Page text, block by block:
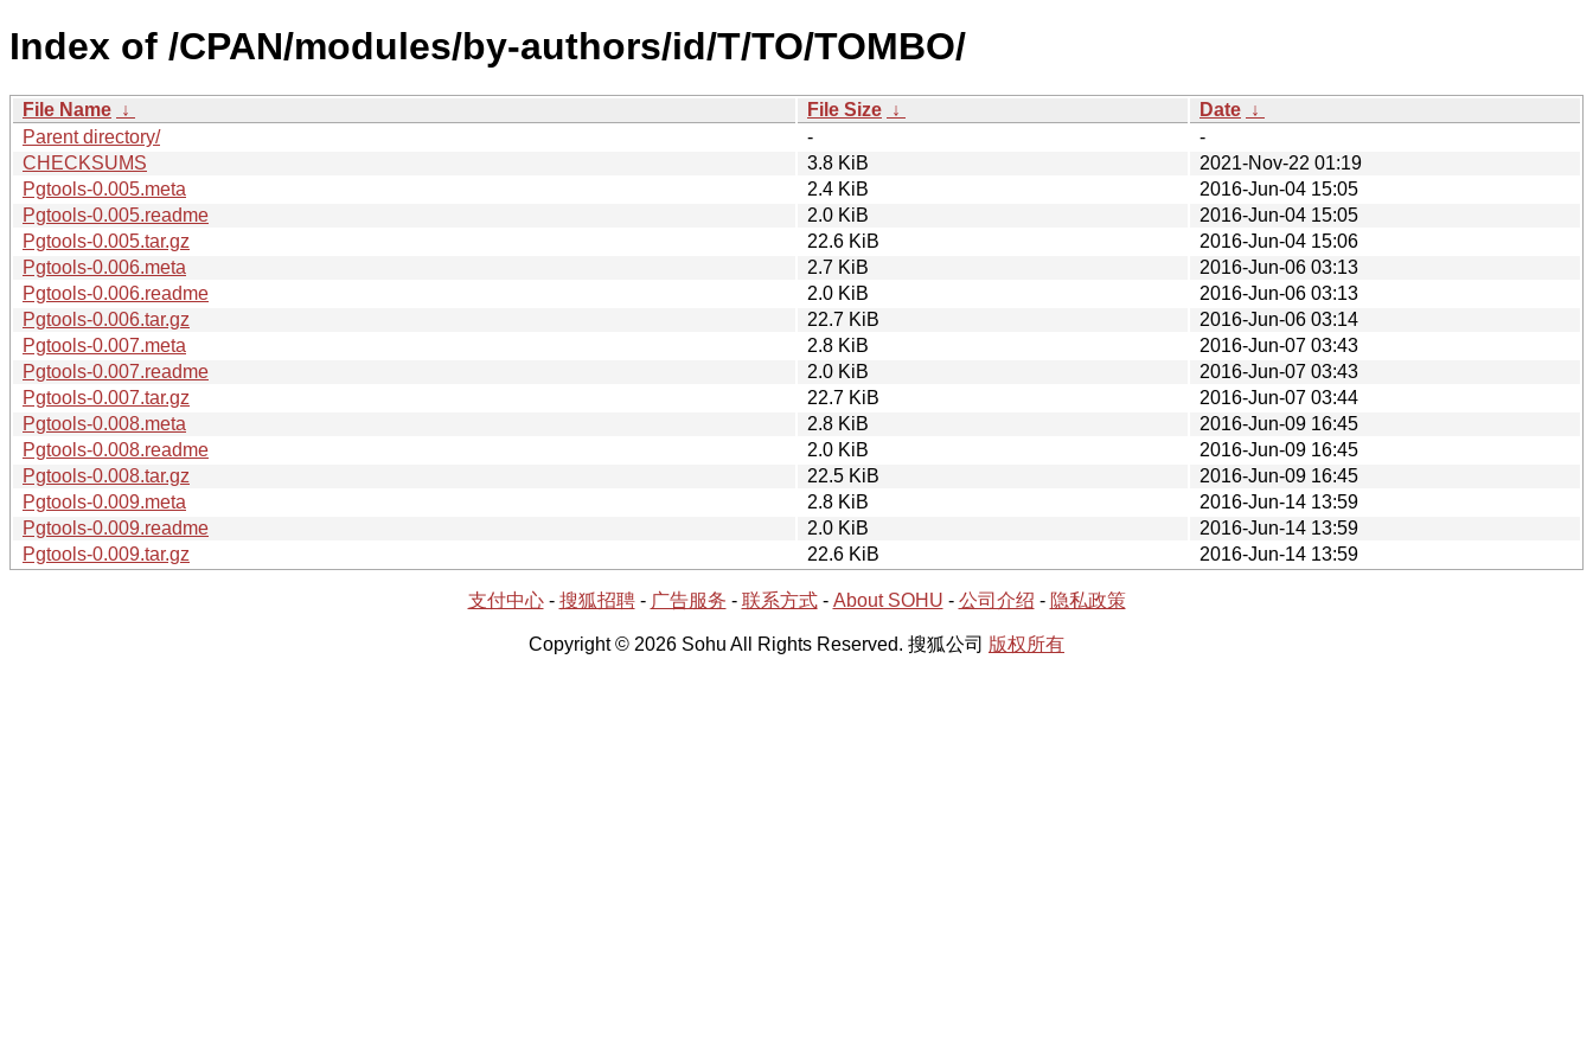
Index of /CPAN/modules/by-authors/id/T/TO/TOMBO/
File Name ↓ File Size ↓ Date ↓
Parent directory/
-
-
CHECKSUMS
3.8 KiB
2021-Nov-22 01:19
Pgtools-0.005.meta
2.4 KiB
2016-Jun-04 15:05
Pgtools-0.005.readme
2.0 KiB
2016-Jun-04 15:05
Pgtools-0.005.tar.gz
22.6 KiB
2016-Jun-04 15:06
Pgtools-0.006.meta
2.7 KiB
2016-Jun-06 03:13
Pgtools-0.006.readme
2.0 KiB
2016-Jun-06 03:13
Pgtools-0.006.tar.gz
22.7 KiB
2016-Jun-06 03:14
Pgtools-0.007.meta
2.8 KiB
2016-Jun-07 03:43
Pgtools-0.007.readme
2.0 KiB
2016-Jun-07 03:43
Pgtools-0.007.tar.gz
22.7 KiB
2016-Jun-07 03:44
Pgtools-0.008.meta
2.8 KiB
2016-Jun-09 16:45
Pgtools-0.008.readme
2.0 KiB
2016-Jun-09 16:45
Pgtools-0.008.tar.gz
22.5 KiB
2016-Jun-09 16:45
Pgtools-0.009.meta
2.8 KiB
2016-Jun-14 13:59
Pgtools-0.009.readme
2.0 KiB
2016-Jun-14 13:59
Pgtools-0.009.tar.gz
22.6 KiB 2016-Jun-14 13:59
支付中心- 搜狐招聘- 广告服务 - 联系方式- About SOHU - 公司介绍 - 隐私政策
Copyright © 2026 Sohu All Rights Reserved. 搜狐公司 版权所有